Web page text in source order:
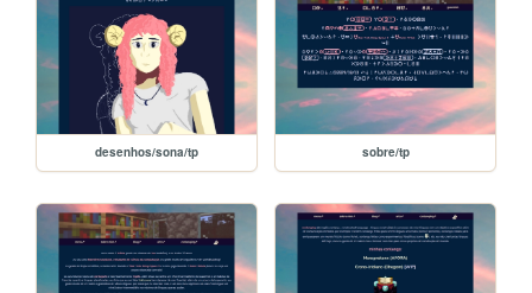
desenhos/sona/tp sobre/tp